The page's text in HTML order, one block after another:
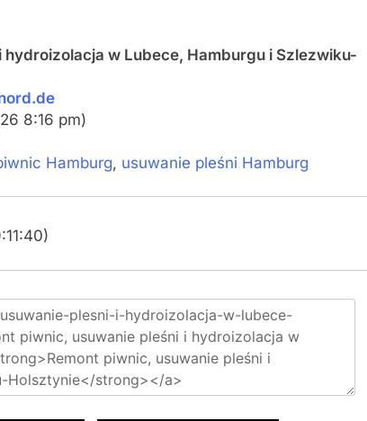
hydroizolacja w Lubece, Hamburgu i Szlezwiku-
8:16 pm)
Hamburg, usuwanie pleśni Hamburg